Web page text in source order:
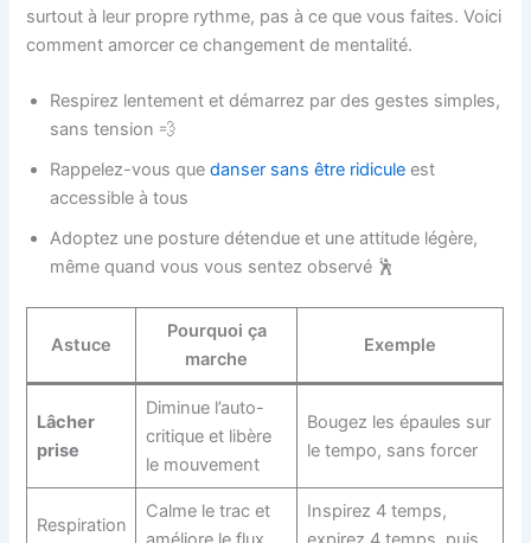
surtout à leur propre rythme, pas à ce que vous faites. Voici
comment amorcer ce changement de mentalité.
Respirez lentement et démarrez par des gestes simples,
sans tension 💨
Rappelez-vous quedanser sans être ridicule est
accessible à tous
Adoptez une posture détendue et une attitude légère,
même quand vous vous sentez observé 🕺
Astuce
Pourquoi ça
marche
Exemple
Lâcher
prise
Diminue l’auto-
critique et libère
le mouvement
Bougez les épaules sur
le tempo, sans forcer
Respiration
Calme le trac et
Inspirez 4 temps,